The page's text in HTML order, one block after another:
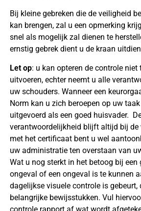
Bij kleine gebreken die de veiligheid
kan brengen, zal u een opmerking
snel als mogelijk zal dienen te
ernstig gebrek dient u de kraan
Let op: u kan opteren de controle niet
uitvoeren, echter neemt u alle
uw schouders. Wanneer een
Norm kan u zich beroepen op uw
uitgevoerd als een goed huisvader.
verantwoordelijkheid blijft altijd bij de
met het certificaat bent u wel
uw administratie ten overstaan van
Wat u nog sterkt in het betoog bij een
ongeval of een ongeval is te kunnen
dagelijkse visuele controle is gebeurt,
belangrijke bewijsstukken. Vul
controle rapport af wat wordt